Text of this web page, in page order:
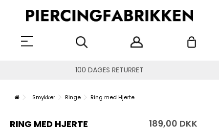
100 DAGES RETURRET
Smykker Ringe Ring med Hjerte
RING MED HJERTE 189,00 DKK